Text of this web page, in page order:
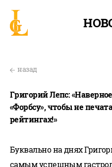
назад
Григорий Лепс:
«Форбсу», чтобы не
рейтингах!»
Буквально на днях
самым успешным